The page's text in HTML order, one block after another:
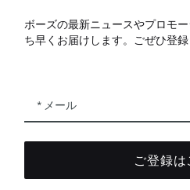
イセンス供与
工場再生品
ボーズの最新ニュースやプロモ
ち早くお届けします。ごぜひ登録
メール
ご登録は